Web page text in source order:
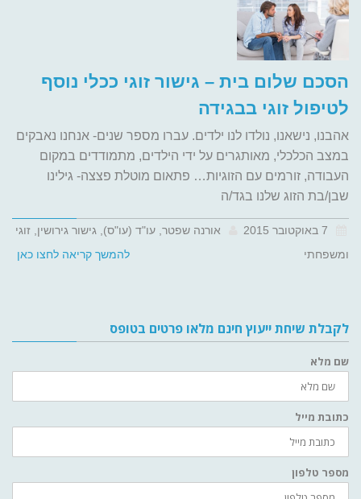
הסכם שלום בית – גישור זוגי ככלי נוסף
לטיפול זוגי בבגידה
אהבנו, נישאנו, נולדו לנו ילדים. עברו מספר שנים- אנחנו נאבקים
במצב הכלכלי, מאותגרים על ידי הילדים, מתמודדים במקום
העבודה, זורמים עם הזוגיות… פתאום מוטלת פצצה- גילינו
שבן/בת הזוג שלנו בגד/ה
אורנה שפטר, עו"ד (עו"ס), גישור גירושין, זוגי
ומשפחתי
להמשך קריאה לחצו כאן
לקבלת שיחת ייעוץ חינם מלאו פרטים בטופס
שם מלא
כתובת מייל
מספר טלפון